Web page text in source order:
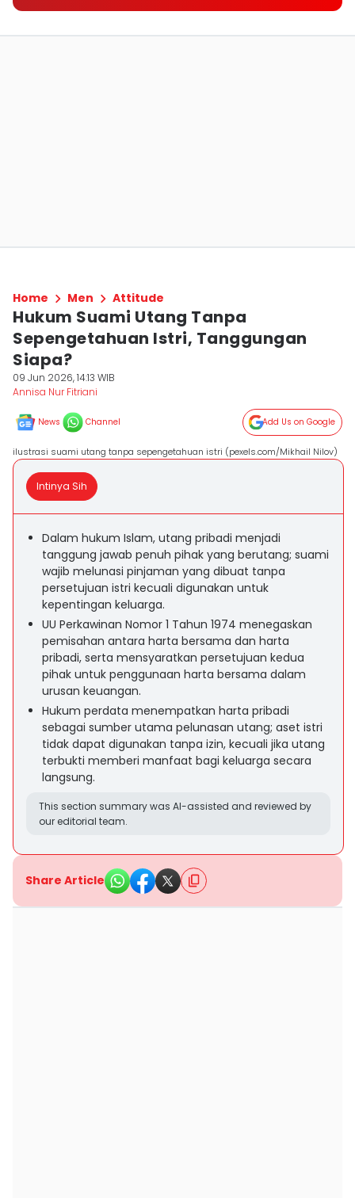
Home Men Attitude
Hukum Suami Utang Tanpa
Sepengetahuan Istri, Tanggungan
Siapa?
09 Jun 2026, 14:13 WIB
Annisa Nur Fitriani
News Channel Add Us on Google
ilustrasi suami utang tanpa sepengetahuan istri (pexels.com/Mikhail Nilov)
Intinya Sih
Dalam hukum Islam, utang pribadi menjadi
tanggung jawab penuh pihak yang berutang; suami
wajib melunasi pinjaman yang dibuat tanpa
persetujuan istri kecuali digunakan untuk
kepentingan keluarga.
UU Perkawinan Nomor 1 Tahun 1974 menegaskan
pemisahan antara harta bersama dan harta
pribadi, serta mensyaratkan persetujuan kedua
pihak untuk penggunaan harta bersama dalam
urusan keuangan.
Hukum perdata menempatkan harta pribadi
sebagai sumber utama pelunasan utang; aset istri
tidak dapat digunakan tanpa izin, kecuali jika utang
terbukti memberi manfaat bagi keluarga secara
langsung.
This section summary was AI-assisted and reviewed by
our editorial team.
Share Article